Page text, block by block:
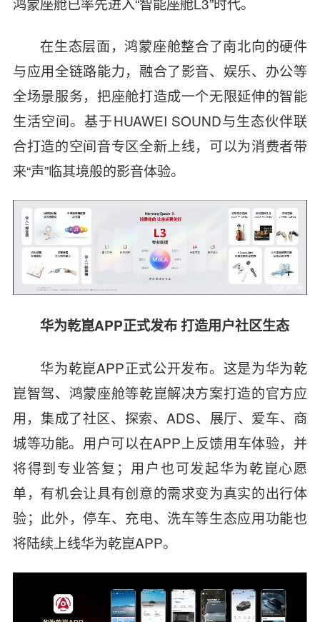
在生态层面，鸿蒙座舱整合了南北向的硬件
与应用全链路能力，融合了影音、娱乐、办公等
全场景服务，把座舱打造成一个无限延伸的智能
生活空间。基于HUAWEI SOUND与生态伙伴联
合打造的空间音专区全新上线，可以为消费者带
来“声”临其境般的影音体验。
华为乾崑APP正式发布 打造用户社区生态
华为乾崑APP正式公开发布。这是为华为乾
崑智驾、鸿蒙座舱等乾崑解决方案打造的官方应
用，集成了社区、探索、ADS、展厅、爱车、商
城等功能。用户可以在APP 上反馈用车体验，并
将得到专业答复；用户也可发起华为乾崑心愿
单，有机会让具有创意的需求变为真实的出行体
验；此外，停车、充电、洗车等生态应用功能也
将陆续上线华为乾崑APP。